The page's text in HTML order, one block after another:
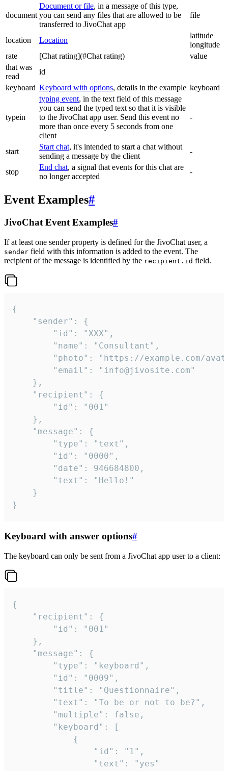
document
Document or file, in a message of this type,
you can send any files that are allowed to be
transferred to JivoChat app
file
location Location
latitude
longitude
rate
[Chat rating](#Chat rating)
value
that was
read
id
keyboard Keyboard with options, details in the example keyboard
typein
typing event, in the text field of this message
you can send the typed text so that it is visible
to the JivoChat app user. Send this event no
more than once every 5 seconds from one
client
-
start
Start chat, it's intended to start a chat without
sending a message by the client
-
stop
End chat, a signal that events for this chat are
no longer accepted
-
Event Examples#
JivoChat Event Examples#
If at least one sender property is defined for the JivoChat user, a
sender field with this information is added to the event. The
recipient of the message is identified by the recipient.id field.
{
}
Keyboard with answer options#
The keyboard can only be sent from a JivoChat app user to a client:
{